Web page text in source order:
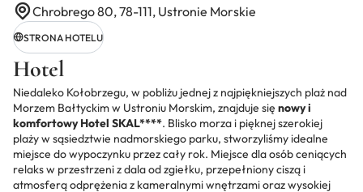
Chrobrego 80, 78-111, Ustronie Morskie
STRONA HOTELU
Hotel
Niedaleko Kołobrzegu, w pobliżu jednej z najpiękniejszych plaż nad
Morzem Bałtyckim w Ustroniu Morskim, znajduje się nowy i
komfortowy Hotel SKAL****. Blisko morza i pięknej szerokiej
plaży w sąsiedztwie nadmorskiego parku, stworzyliśmy idealne
miejsce do wypoczynku przez cały rok. Miejsce dla osób ceniących
relaks w przestrzeni z dala od zgiełku, przepełniony ciszą i
atmosferą odprężenia z kameralnymi wnętrzami oraz wysokiej